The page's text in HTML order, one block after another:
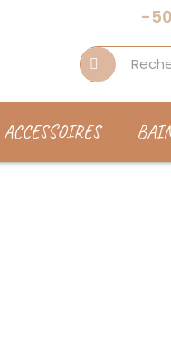
-
ACCESSOIRES